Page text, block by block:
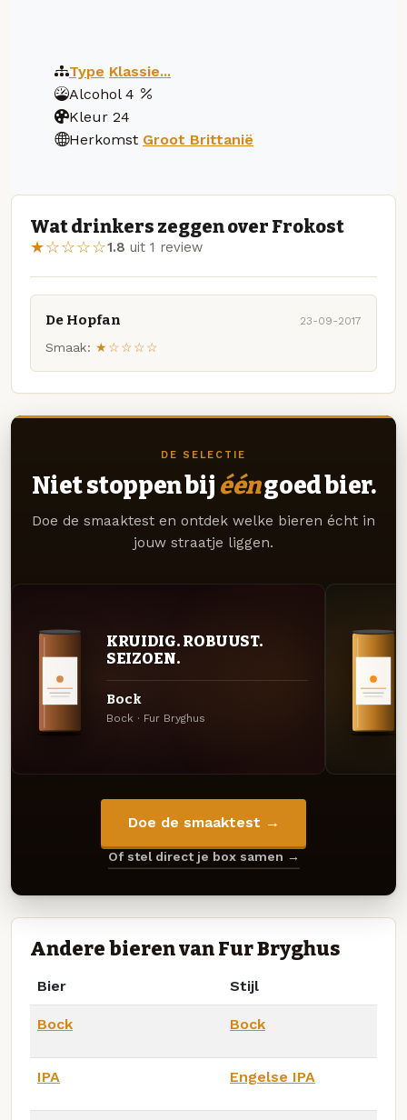
Type Klassie...
Alcohol 4
Kleur 24
Herkomst Groot Brittanië
Wat drinkers zeggen over Frokost
★☆☆☆☆1.8 uit 1 review
De Hopfan 23-09-2017
Smaak: ★☆☆☆☆
DE SELECTIE
Niet stoppen bij ééngoed bier.
Doe de smaaktest en ontdek welke bieren écht in
jouw straatje liggen.
KRUIDIG. ROBUUST.
SEIZOEN.
Bock
Bock · Fur Bryghus
Doe de smaaktest →
Of stel direct je box samen →
Andere bieren van Fur Bryghus
Bier Stijl
Bock Bock
IPA Engelse IPA